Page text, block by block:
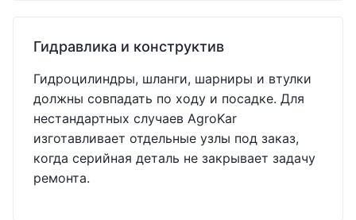
Гидравлика и конструктив
Гидроцилиндры, шланги, шарниры и втулки
должны совпадать по ходу и посадке. Для
нестандартных случаев AgroKar
изготавливает отдельные узлы под заказ,
когда серийная деталь не закрывает задачу
ремонта.